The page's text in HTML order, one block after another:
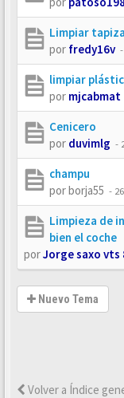
Limpiar
por fredy16v -
limpiar
por mjcabmat
Cenicero
por duvimlg -
champu
porborja55 -
Limpieza de
bien el coche
porJorge saxo vts
Nuevo Tema
Volver a Índice